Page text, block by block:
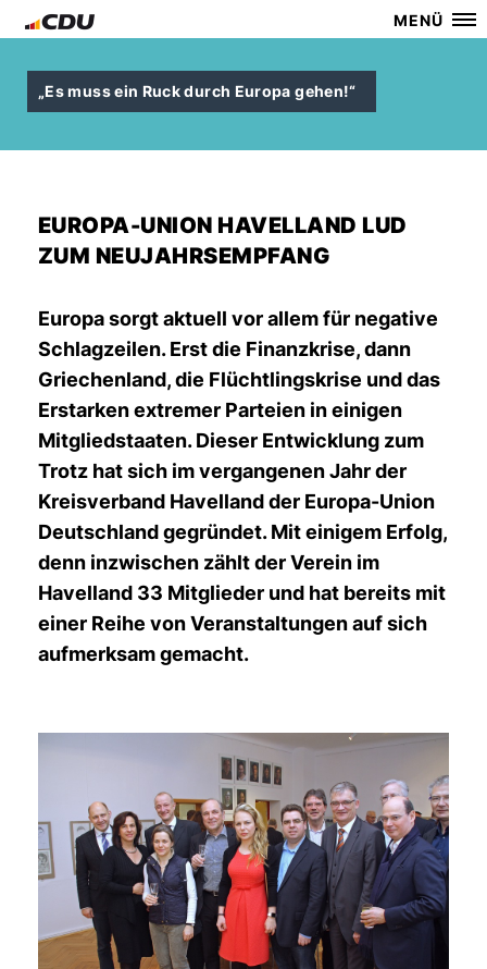
MENÜ
Es muss ein Ruck durch Europa gehen!“
EUROPA-UNION HAVELLAND LUD
ZUM NEUJAHRSEMPFANG
Europa sorgt aktuell vor allem für negative
Schlagzeilen. Erst die Finanzkrise, dann
Griechenland, die Flüchtlingskrise und das
Erstarken extremer Parteien in einigen
Mitgliedstaaten. Dieser Entwicklung zum
Trotz hat sich im vergangenen Jahr der
Kreisverband Havelland der Europa-Union
Deutschland gegründet. Mit einigem Erfolg,
denn inzwischen zählt der Verein im
Havelland 33 Mitglieder und hat bereits mit
einer Reihe von Veranstaltungen auf sich
aufmerksam gemacht.